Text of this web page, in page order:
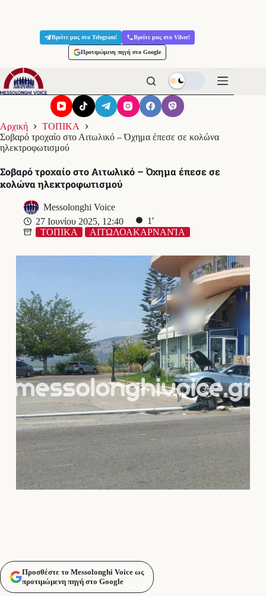
Βρείτε μας στο Telegram! Βρείτε μας στο Viber!
Προτιμώμενη πηγή στο Google
Αρχική
ΤΟΠΙΚΑ
Σοβαρό τροχαίο στο Αιτωλικό – Όχημα έπεσε σε κολώνα
ηλεκτροφωτισμού
Σοβαρό τροχαίο στο Αιτωλικό – Όχημα έπεσε σε
κολώνα ηλεκτροφωτισμού
Messolonghi Voice
27 Ιουνίου 2025, 12:40
1′
ΤΟΠΙΚΑ
ΑΙΤΩΛΟΑΚΑΡΝΑΝΊΑ
Προσθέστε το Messolonghi Voice ως
προτιμώμενη πηγή στο Google